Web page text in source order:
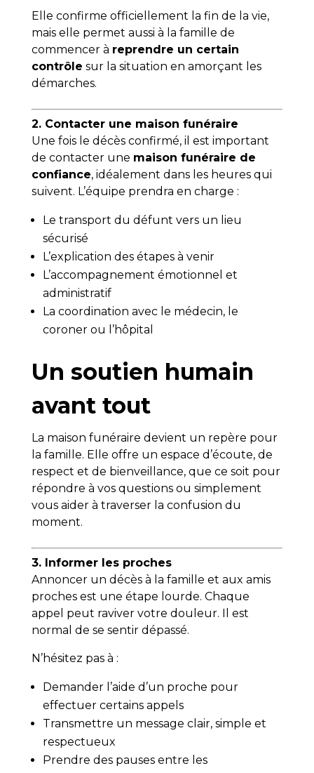
Elle confirme officiellement la fin de la vie,
mais elle permet aussi à la famille de
commencer à reprendre un certain
contrôle sur la situation en amorçant les
démarches.
2. Contacter une maison funéraire
Une fois le décès confirmé, il est important
de contacter une maison funéraire de
confiance, idéalement dans les heures qui
suivent. L’équipe prendra en charge :
Le transport du défunt vers un lieu
sécurisé
L’explication des étapes à venir
L’accompagnement émotionnel et
administratif
La coordination avec le médecin, le
coroner ou l’hôpital
Un soutien humain
avant tout
La maison funéraire devient un repère pour
la famille. Elle offre un espace d’écoute, de
respect et de bienveillance, que ce soit pour
répondre à vos questions ou simplement
vous aider à traverser la confusion du
moment.
3. Informer les proches
Annoncer un décès à la famille et aux amis
proches est une étape lourde. Chaque
appel peut raviver votre douleur. Il est
normal de se sentir dépassé.
N’hésitez pas à :
Demander l’aide d’un proche pour
effectuer certains appels
Transmettre un message clair, simple et
respectueux
Prendre des pauses entre les